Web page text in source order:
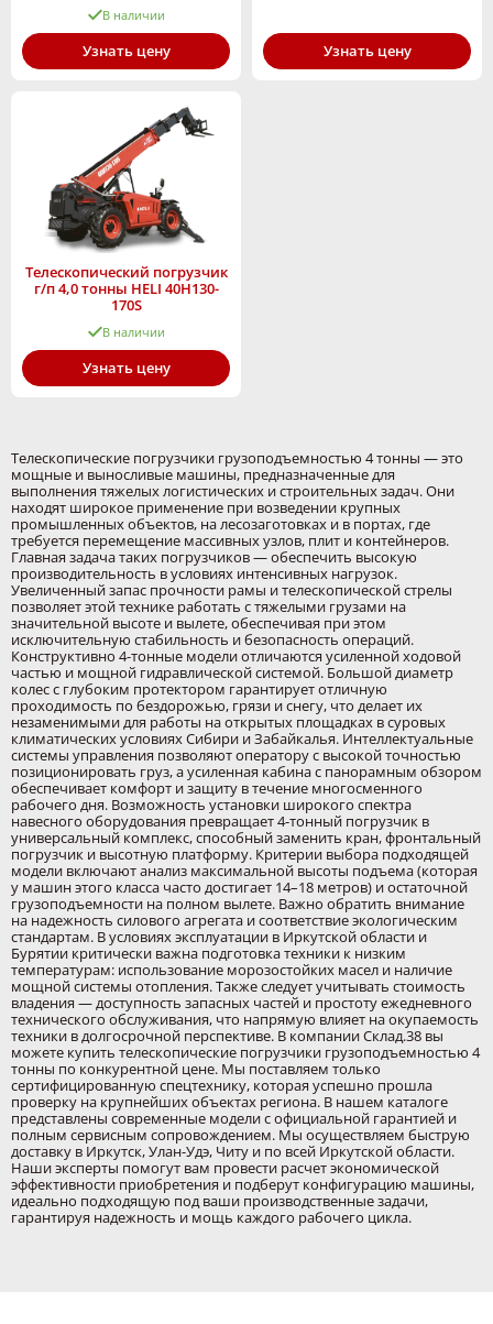
В наличии
Узнать цену Узнать цену
Телескопический погрузчик
г/п 4,0 тонны HELI 40H130-
170S
В наличии
Узнать цену
Телескопические погрузчики грузоподъемностью 4 тонны — это
мощные и выносливые машины, предназначенные для
выполнения тяжелых логистических и строительных задач. Они
находят широкое применение при возведении крупных
промышленных объектов, на лесозаготовках и в портах, где
требуется перемещение массивных узлов, плит и контейнеров.
Главная задача таких погрузчиков — обеспечить высокую
производительность в условиях интенсивных нагрузок.
Увеличенный запас прочности рамы и телескопической стрелы
позволяет этой технике работать с тяжелыми грузами на
значительной высоте и вылете, обеспечивая при этом
исключительную стабильность и безопасность операций.
Конструктивно 4-тонные модели отличаются усиленной ходовой
частью и мощной гидравлической системой. Большой диаметр
колес с глубоким протектором гарантирует отличную
проходимость по бездорожью, грязи и снегу, что делает их
незаменимыми для работы на открытых площадках в суровых
климатических условиях Сибири и Забайкалья. Интеллектуальные
системы управления позволяют оператору с высокой точностью
позиционировать груз, а усиленная кабина с панорамным обзором
обеспечивает комфорт и защиту в течение многосменного
рабочего дня. Возможность установки широкого спектра
навесного оборудования превращает 4-тонный погрузчик в
универсальный комплекс, способный заменить кран, фронтальный
погрузчик и высотную платформу. Критерии выбора подходящей
модели включают анализ максимальной высоты подъема (которая
у машин этого класса часто достигает 14–18 метров) и остаточной
грузоподъемности на полном вылете. Важно обратить внимание
на надежность силового агрегата и соответствие экологическим
стандартам. В условиях эксплуатации в Иркутской области и
Бурятии критически важна подготовка техники к низким
температурам: использование морозостойких масел и наличие
мощной системы отопления. Также следует учитывать стоимость
владения — доступность запасных частей и простоту ежедневного
технического обслуживания, что напрямую влияет на окупаемость
техники в долгосрочной перспективе. В компании Склад.38 вы
можете купить телескопические погрузчики грузоподъемностью 4
тонны по конкурентной цене. Мы поставляем только
сертифицированную спецтехнику, которая успешно прошла
проверку на крупнейших объектах региона. В нашем каталоге
представлены современные модели с официальной гарантией и
полным сервисным сопровождением. Мы осуществляем быструю
доставку в Иркутск, Улан-Удэ, Читу и по всей Иркутской области.
Наши эксперты помогут вам провести расчет экономической
эффективности приобретения и подберут конфигурацию машины,
идеально подходящую под ваши производственные задачи,
гарантируя надежность и мощь каждого рабочего цикла.